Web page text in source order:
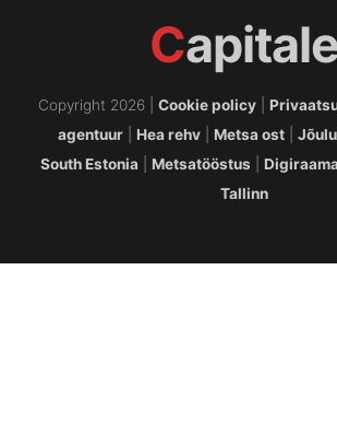
Capitale
Copyright 2026 | Cookie policy
agentuur| Hea rehv| Metsa ost|
South Estonia
Metsatööstus
Tallinn